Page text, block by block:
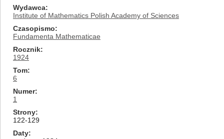
Wydawca
Institute of Mathematics Polish Academy of Sciences
Czasopismo
Fundamenta Mathematicae
Rocznik
1924
Tom
6
Numer
1
Strony
122-129
Daty